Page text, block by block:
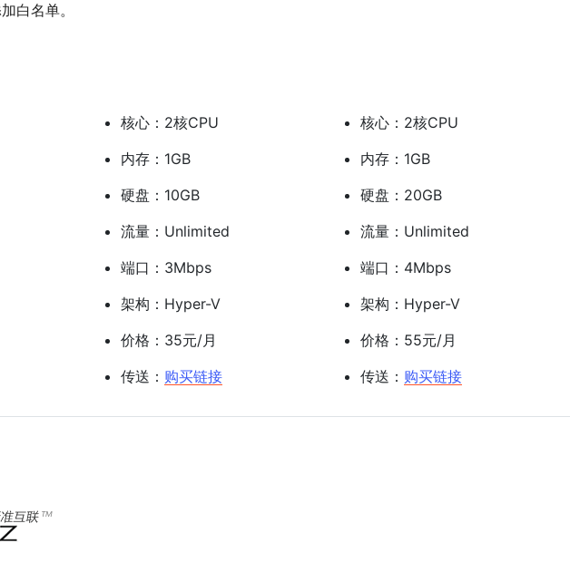
白名单。
核心：2核CPU
内存：1GB
硬盘：10GB
流量：Unlimited
端口：3Mbps
架构：Hyper-V
价格：35元/月
传送： 购买链接
核心：2核CPU
内存：1GB
硬盘：20GB
流量：Unlimited
端口：4Mbps
架构：Hyper-V
价格：55元/月
传送： 购买链接